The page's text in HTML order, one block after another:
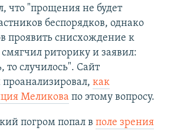
что "прощения не будет
беспорядков, однако
проявить снисхождение к
риторику и заявил:
то случилось". Сайт
как
Меликова по этому вопросу.
погром попал в поле зрения